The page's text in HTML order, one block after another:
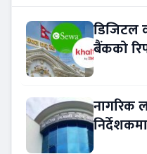
डिजिटल
बैंकको
नागरिक